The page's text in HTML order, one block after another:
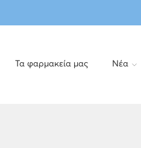
Τα φαρμακεία μας Νέα